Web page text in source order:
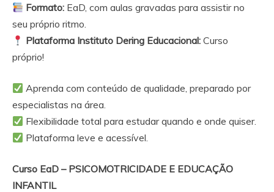
Formato: EaD, com aulas gravadas para assistir no
seu próprio ritmo.
Plataforma Instituto Dering Educacional: Curso
próprio!
Aprenda com conteúdo de qualidade, preparado por
especialistas na área.
Flexibilidade total para estudar quando e onde quiser.
Plataforma leve e acessível.
Curso EaD – PSICOMOTRICIDADE E EDUCAÇÃO
INFANTIL